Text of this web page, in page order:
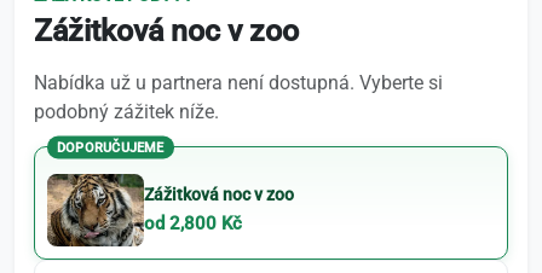
Zážitková noc v zoo
Nabídka už u partnera není dostupná. Vyberte si
podobný zážitek níže.
DOPORUČUJEME
Zážitková noc v zoo
od 2,800 Kč